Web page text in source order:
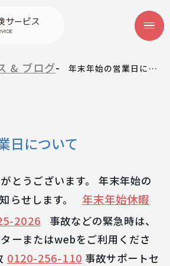
& ブログ 年末年始の営業日について
日について
とうございます。 年末年始の
らせします。 年末年始休暇
2026 事故などの緊急時は、
ーまたはwebをご利用くださ
0120-256-110 事故サポートセ